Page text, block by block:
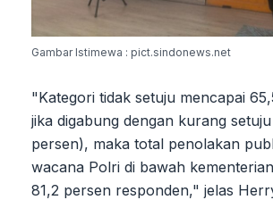
Gambar Istimewa : pict.sindonews.net
"Kategori tidak setuju mencapai
jika digabung dengan kurang
persen), maka total penolakan
wacana Polri di bawah
81,2 persen responden," jelas